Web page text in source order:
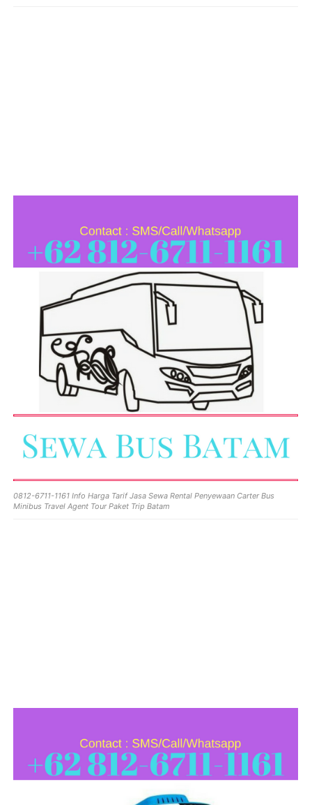
0812-6711-1161 Info Harga Tarif Jasa Sewa Rental Penyewaan Carter Bus
Minibus Travel Agent Tour Paket Trip Batam